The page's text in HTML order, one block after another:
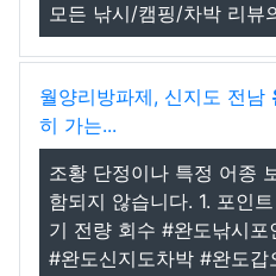
모든 낚시/캠핑/차박 리뷰
월양리방파제, 신지도 전남
히 가는...
조황 단정이나 특정 어종
함되지 않습니다. 1. 포인
기 전량 회수 #완도낚시
#완도신지도차박 #완도갑